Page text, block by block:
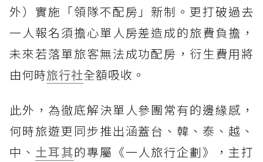
外）實施「領隊不配房」新制。更打破過去
一人報名須擔心單人房差造成的旅費負擔，
未來若落單旅客無法成功配房，衍生費用將
由何時旅行社全額吸收。
此外，為徹底解決單人參團常有的邊緣感，
何時旅遊更同步推出涵蓋台、韓、泰、越、
中、 土耳其的專屬《一人旅行企劃》，主打